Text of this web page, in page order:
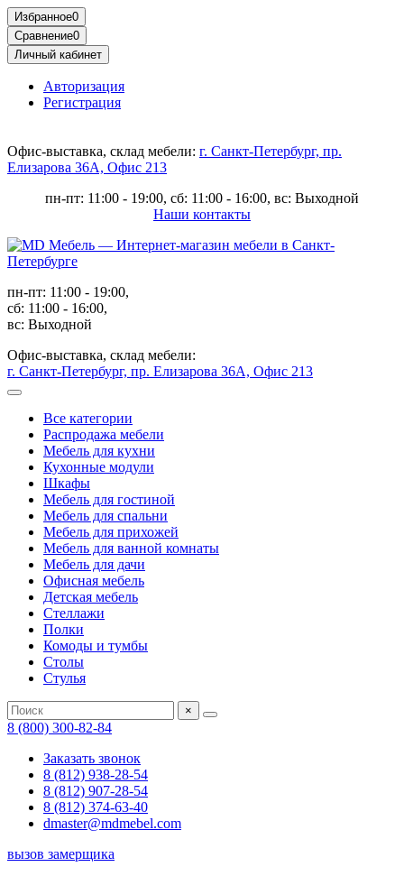
Избранное0
Сравнение0
Личный кабинет
Авторизация
Регистрация
Офис-выставка, склад мебели: г. Санкт-Петербург, пр.
Елизарова 36А, Офис 213
пн-пт: 11:00 - 19:00, сб: 11:00 - 16:00, вс: Выходной
Наши контакты
пн-пт: 11:00 - 19:00,
сб: 11:00 - 16:00,
вс: Выходной
Офис-выставка, склад мебели:
г. Санкт-Петербург, пр. Елизарова 36А, Офис 213
Все категории
Распродажа мебели
Мебель для кухни
Кухонные модули
Шкафы
Мебель для гостиной
Мебель для спальни
Мебель для прихожей
Мебель для ванной комнаты
Мебель для дачи
Офисная мебель
Детская мебель
Стеллажи
Полки
Комоды и тумбы
Столы
Стулья
×
8 (800) 300-82-84
Заказать звонок
8 (812) 938-28-54
8 (812) 907-28-54
8 (812) 374-63-40
dmaster@mdmebel.com
вызов замерщика